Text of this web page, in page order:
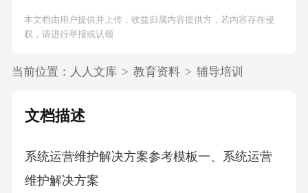
本文档由用户提供并上传，收益归属内容提供方，若内容存在侵
权，请进行举报或认领
当前位置： 人人文库 > 教育资料 > 辅导培训
文档描述
系统运营维护解决方案参考模板一、系统运营
维护解决方案